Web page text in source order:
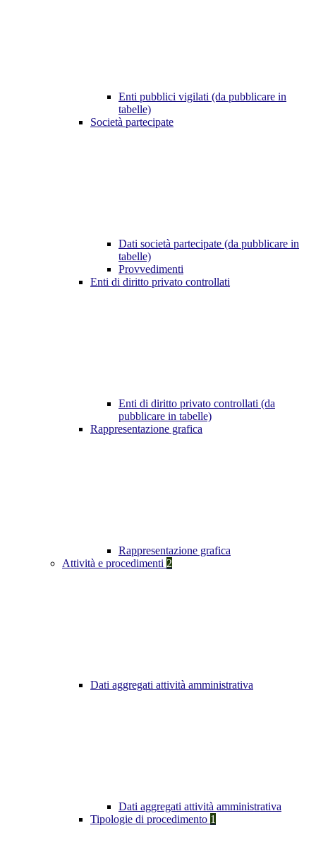
Enti pubblici vigilati (da pubblicare in
tabelle)
Società partecipate
Dati società partecipate (da pubblicare in
tabelle)
Provvedimenti
Enti di diritto privato controllati
Enti di diritto privato controllati (da
pubblicare in tabelle)
Rappresentazione grafica
Rappresentazione grafica
Attività e procedimenti 2
Dati aggregati attività amministrativa
Dati aggregati attività amministrativa
Tipologie di procedimento 1